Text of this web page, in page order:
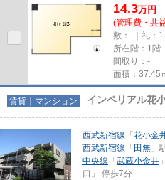
14.3万円
(管理費・共
敷：-｜礼：1
所在階：1階
間取り：-
面積：37.45
賃貸｜マンション インペリアル花
西武新宿線 「 花小金
西武新宿線 「 田無 」
中央線 「 武蔵小金井
口」 停歩7分